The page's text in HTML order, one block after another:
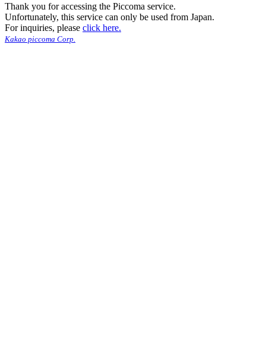
Thank you for accessing the Piccoma service.
Unfortunately, this service can only be used from Japan.
For inquiries, please click here.
Kakao piccoma Corp.